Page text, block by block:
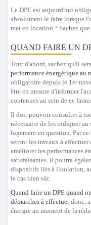
Le DPE est aujourd'hui
absolument le faire lorsque
met en location ? Sachez
QUAND FAIRE UN
Tout d'abord, sachez qu'il
performance énergétique au
obligatoire depuis le 1er
être en mesure d'informer
contenues au sein de ce
Il doit pouvoir consulter à
nécessaire de les indiquer
logement en question. Par
seront les travaux à
améliorer les performances
satisfaisantes. Il pourra
dispositifs liés à l'isolation,
le cas bien sûr.
Quand faire un DPE quand
démarches à effectuerdonc,
énergie au moment de la